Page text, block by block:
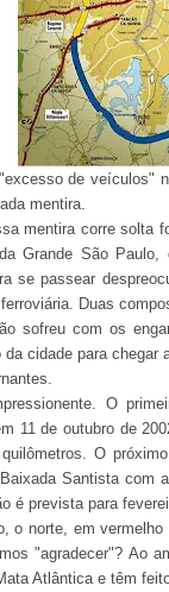
de veículos"
mentira.
mentira corre solta
Grande São
se passear
Duas
sofreu com os
cidade para
O
11 de outubro de
O
Santista com
é prevista para
o norte, em
"agradecer"? Ao
Atlântica e têm